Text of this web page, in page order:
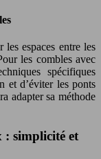
espaces entre les
les combles avec
spécifiques
et d’éviter les ponts
adapter sa méthode
simplicité et